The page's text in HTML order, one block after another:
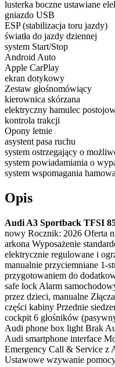
lusterka boczne ustawiane
gniazdo USB
ESP (stabilizacja toru jazdy)
światła do jazdy dziennej
system Start/Stop
Android Auto
Apple CarPlay
ekran dotykowy
Zestaw głośnomówiący
kierownica skórzana
elektryczny hamulec
kontrola trakcji
Opony letnie
asystent pasa ruchu
system ostrzegający o
system powiadamiania o
system wspomagania
Opis
Audi A3 Sportback TFSI
nowy Rocznik: 2026 Oferta
arkona Wyposażenie
elektrycznie regulowane i
manualnie przyciemniane 1-
przygotowaniem do
safe lock Alarm
przez dzieci, manualne
części kabiny Przednie
cockpit 6 głośników
Audi phone box light Brak
Audi smartphone interface
Emergency Call & Service z
Ustawowe wzywanie